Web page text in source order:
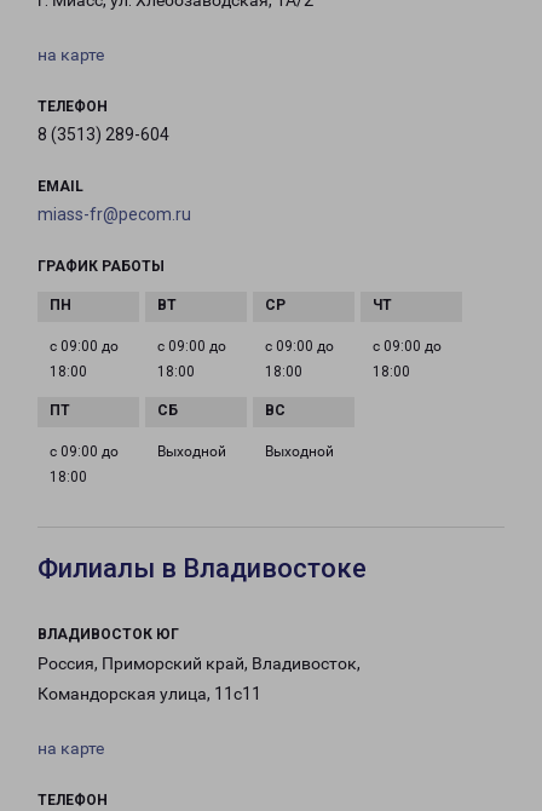
на карте
ТЕЛЕФОН
8 (3513) 289-604
EMAIL
miass-fr@pecom.ru
ГРАФИК РАБОТЫ
с 09:00 до
18:00
с 09:00 до
18:00
с 09:00 до
18:00
с 09:00 до
18:00
с 09:00 до
18:00
Выходной Выходной
Филиалы в Владивостоке
ВЛАДИВОСТОК ЮГ
Россия, Приморский край, Владивосток,
Командорская улица, 11с11
на карте
ТЕЛЕФОН